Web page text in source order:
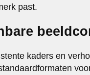
past.
kaders en